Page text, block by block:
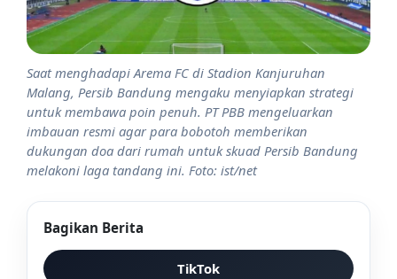
Saat menghadapi Arema FC di Stadion Kanjuruhan
Malang, Persib Bandung mengaku menyiapkan strategi
untuk membawa poin penuh. PT PBB mengeluarkan
imbauan resmi agar para bobotoh memberikan
dukungan doa dari rumah untuk skuad Persib Bandung
melakoni laga tandang ini. Foto: ist/net
Bagikan Berita
TikTok